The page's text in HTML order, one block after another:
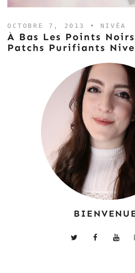
OCTOBRE 7, 2013 • NIVÉA
À Bas Les Points
Patchs Purifiants